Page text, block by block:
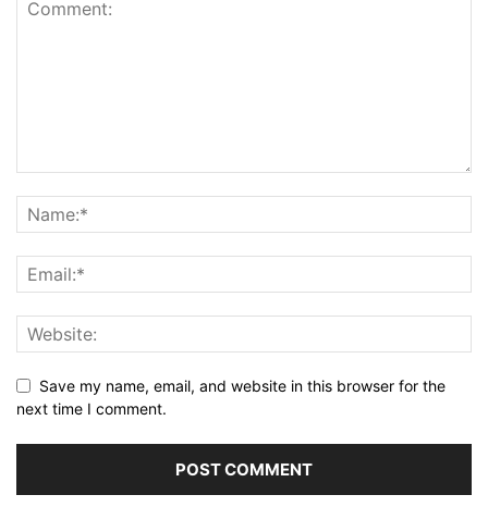
Save my name, email, and website in this browser for the
next time I comment.